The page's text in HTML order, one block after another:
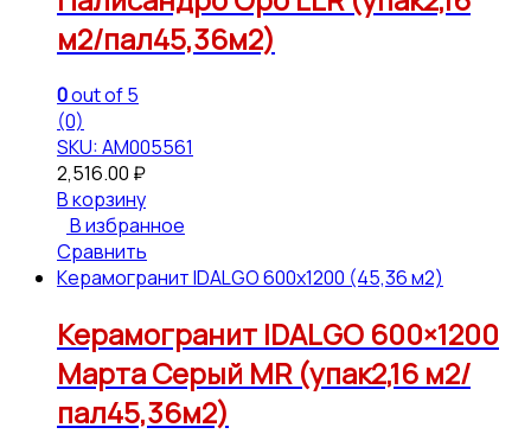
м2/пал45,36м2)
0out of 5
(0)
SKU: АМ005561
2,516.00 ₽
В корзину
В избранное
Сравнить
Керамогранит IDALGO 600x1200 (45,36 м2)
Керамогранит IDALGO 600×1200
Марта Серый МR (упак2,16 м2/
пал45,36м2)